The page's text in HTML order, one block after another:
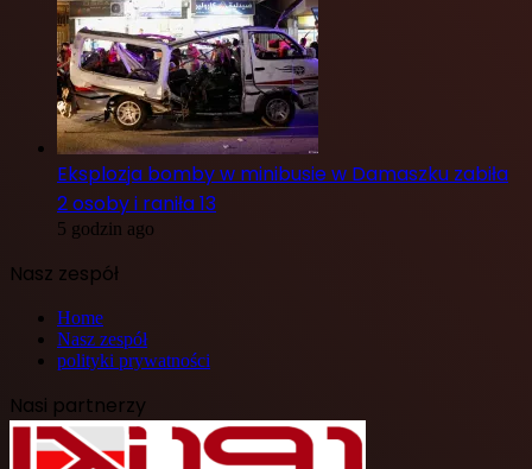
Eksplozja bomby w minibusie w Damaszku zabiła
2 osoby i raniła 13
5 godzin ago
Nasz zespół
Home
Nasz zespół
polityki prywatności
Nasi partnerzy